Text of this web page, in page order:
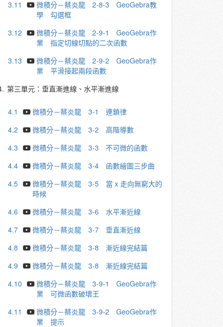
3.11
微積分－蔡炎龍 2-8-3 GeoGebra教
學 勾選框
3.12
微積分－蔡炎龍 2-9-1 GeoGebra作
業 指定切線切點的二次函數
3.13
微積分－蔡炎龍 2-9-2 GeoGebra作
業 平滑接起兩段函數
第三單元：垂直漸進線、水平漸進線
4.1
微積分－蔡炎龍 3-1 連鎖律
4.2
微積分－蔡炎龍 3-2 高階導數
4.3
微積分－蔡炎龍 3-3 不可微的函數
4.4
微積分－蔡炎龍 3-4 函數繪圖三步曲
4.5
微積分－蔡炎龍 3-5 當 x 走向無窮大的
時候
4.6
微積分－蔡炎龍 3-6 水平漸近線
4.7
微積分－蔡炎龍 3-7 垂直漸近線
4.8
微積分－蔡炎龍 3-8 漸近線完結篇
4.9
微積分－蔡炎龍 3-8 漸近線完結篇
4.10
微積分－蔡炎龍 3-9-1 GeoGebra作
業 可微函數破壞王
4.11
微積分－蔡炎龍 3-9-2 GeoGebra作
業 提示